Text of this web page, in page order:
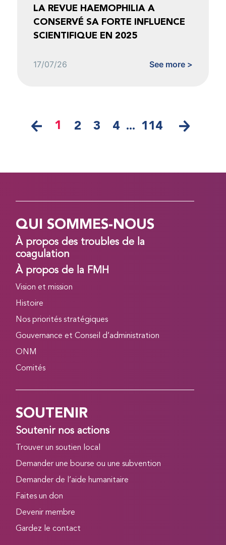
LA REVUE HAEMOPHILIA A
CONSERVÉ SA FORTE INFLUENCE
SCIENTIFIQUE EN 2025
17/07/26 See more >
1 2 3 4 ... 114
QUI SOMMES-NOUS
À propos des troubles de la
coagulation
À propos de la FMH
Vision et mission
Histoire
Nos priorités stratégiques
Gouvernance et Conseil d’administration
ONM
Comités
SOUTENIR
Soutenir nos actions
Trouver un soutien local
Demander une bourse ou une subvention
Demander de l’aide humanitaire
Faites un don
Devenir membre
Gardez le contact